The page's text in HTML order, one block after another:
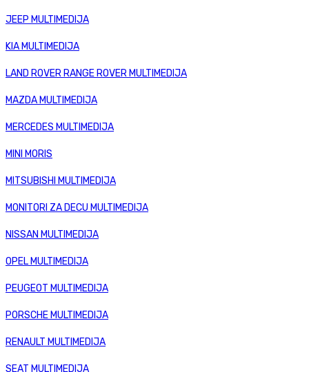
JEEP MULTIMEDIJA
KIA MULTIMEDIJA
LAND ROVER RANGE ROVER MULTIMEDIJA
MAZDA MULTIMEDIJA
MERCEDES MULTIMEDIJA
MINI MORIS
MITSUBISHI MULTIMEDIJA
MONITORI ZA DECU MULTIMEDIJA
NISSAN MULTIMEDIJA
OPEL MULTIMEDIJA
PEUGEOT MULTIMEDIJA
PORSCHE MULTIMEDIJA
RENAULT MULTIMEDIJA
SEAT MULTIMEDIJA